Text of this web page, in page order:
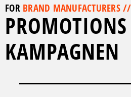
FOR BRAND MANUFACTURERS //
KAMPAGNEN